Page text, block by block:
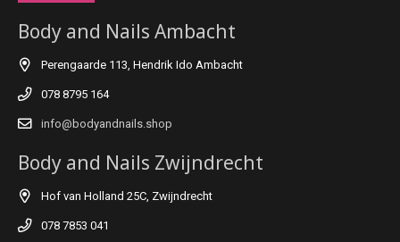
Body and Nails Ambacht
Perengaarde 113, Hendrik Ido Ambacht
078 8795 164
info@bodyandnails.shop
Body and Nails Zwijndrecht
Hof van Holland 25C, Zwijndrecht
078 7853 041